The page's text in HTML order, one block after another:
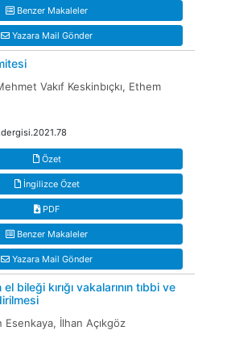
Benzer Makaleler
Yazara Mail Gönder
Vakıf Keskinbıçkı, Ethem
Özet
İngilizce Özet
PDF
Benzer Makaleler
Yazara Mail Gönder
bileği kırığı vakalarının tıbbi ve
Esenkaya, İlhan Açıkgöz